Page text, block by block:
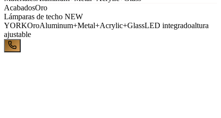
AcabadosOro
Lámparas de techo NEW
YORKOroAluminum+Metal+Acrylic+GlassLED integradoaltura
ajustable